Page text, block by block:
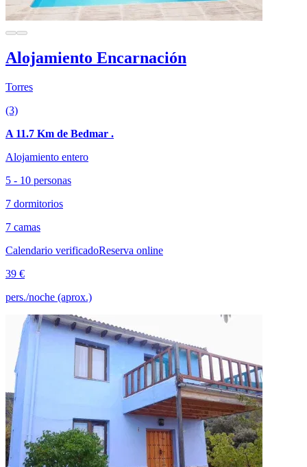
Alojamiento Encarnación
Torres
(3)
A 11.7 Km de Bedmar .
Alojamiento entero
5 - 10 personas
7 dormitorios
7 camas
Calendario verificadoReserva online
39 €
pers./noche (aprox.)